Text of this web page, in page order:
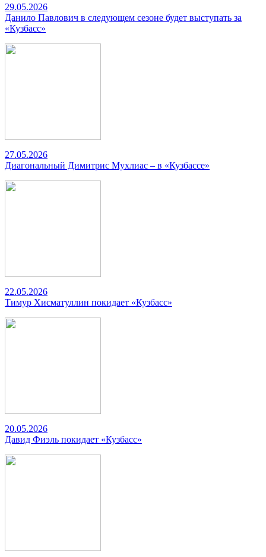
29.05.2026
Данило Павлович в следующем сезоне будет выступать за
«Кузбасс»
27.05.2026
Диагональный Димитрис Мухлиас – в «Кузбассе»
22.05.2026
Тимур Хисматуллин покидает «Кузбасс»
20.05.2026
Давид Фиэль покидает «Кузбасс»